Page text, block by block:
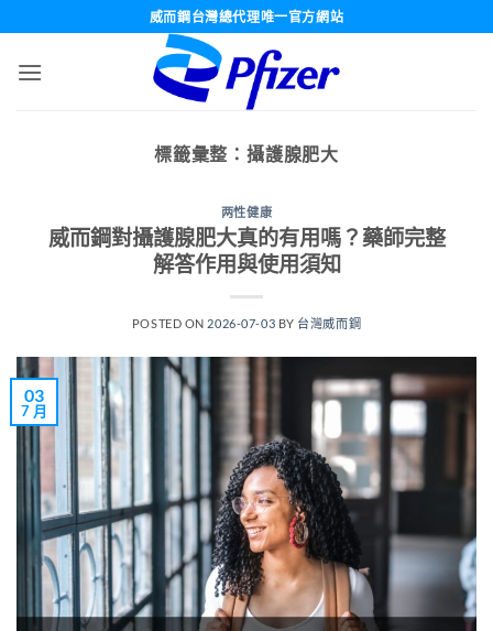
威而鋼台灣總代理唯一官方網站
標籤彙整： 攝護腺肥大
两性健康
威而鋼對攝護腺肥大真的有用嗎？藥師完整
解答作用與使用須知
POSTED ON 2026-07-03 BY 台灣威而鋼
03
7 月